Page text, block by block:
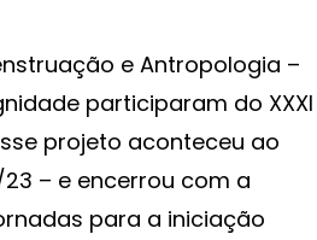
e Antropologia –
participaram do XXXI
projeto aconteceu ao
– e encerrou com a
para a iniciação